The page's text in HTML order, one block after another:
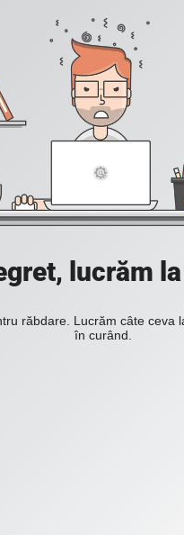
lucrăm
răbdare. Lucrăm câte ceva
în curând.